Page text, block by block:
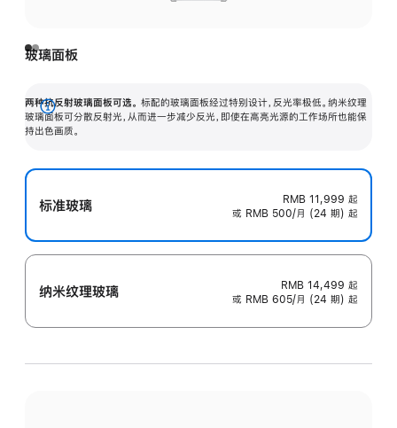
玻璃面板
两种抗反射玻璃面板可选。 标配的玻璃面板经过特别设计，反光率极低。纳米纹理
玻璃面板可分散反射光，从而进一步减少反光，即使在高亮光源的工作场所也能保
持出色画质。
展
开
标准玻璃 RMB 11,999 起
或 RMB 500/月 (24 期) 起
纳米纹理玻璃 RMB 14,499 起
或 RMB 605/月 (24 期) 起